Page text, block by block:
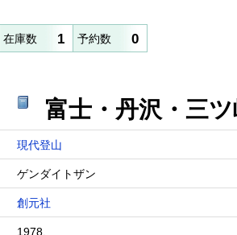
在庫数 1 予約数 0
富士・丹沢・三
現代登山
ゲンダイトザン
創元社
1978.